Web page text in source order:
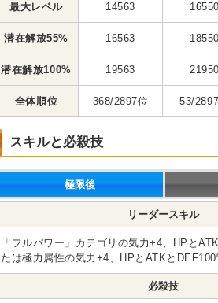
最大レベル 14563 16550
潜在解放55% 16563 18550
潜在解放100% 19563 21950
全体順位 368/2897位 53/
スキルと必殺技
極限後
リーダースキル
「フルパワー」カテゴリの気力+4、HPと
たは極力属性の気力+4、HPとATKと
必殺技